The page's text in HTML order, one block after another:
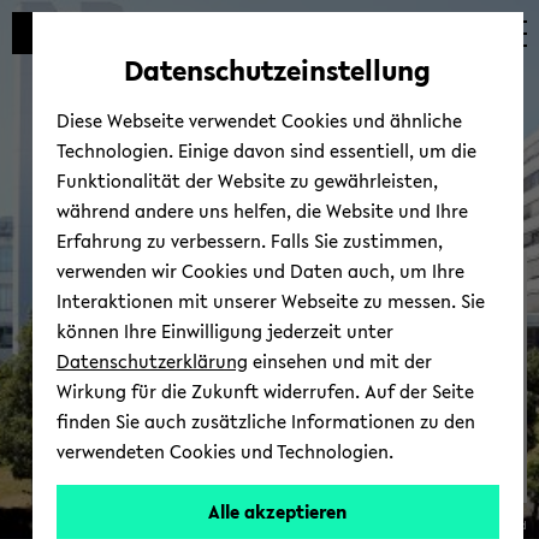
Automatische
vermeiden
skip
main
skip
main
skip
footer
Bielefeld ­University Press
© Uni­ver­si­tät Bie­le­feld
Datenschutzeinstellung
Diese Webseite verwendet Cookies und ähnliche
Technologien. Einige davon sind essentiell, um die
Funktionalität der Website zu gewährleisten,
während andere uns helfen, die Website und Ihre
Erfahrung zu verbessern. Falls Sie zustimmen,
verwenden wir Cookies und Daten auch, um Ihre
Interaktionen mit unserer Webseite zu messen. Sie
können Ihre Einwilligung jederzeit unter
Datenschutzerklärung einsehen und mit der
Wirkung für die Zukunft widerrufen. Auf der Seite
finden Sie auch zusätzliche Informationen zu den
verwendeten Cookies und Technologien.
Alle akzeptieren